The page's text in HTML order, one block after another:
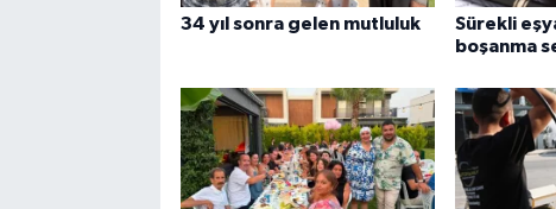
34 yıl sonra gelen mutluluk
Sürekli
boşanma